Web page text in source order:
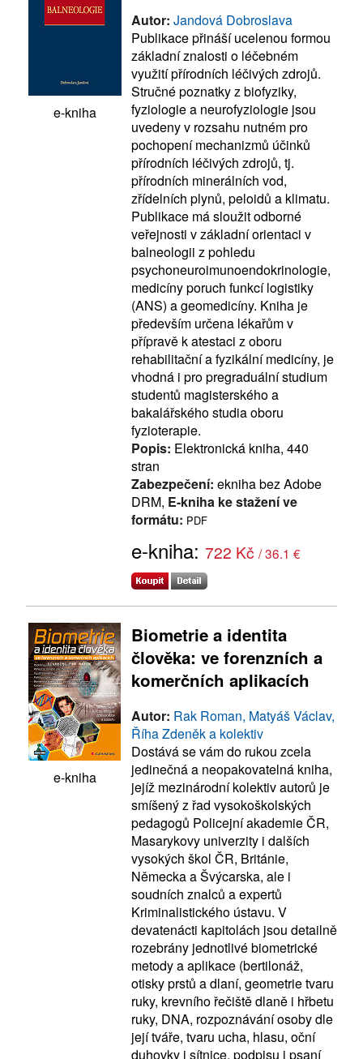
e-kniha
Autor: Jandová Dobroslava
Publikace přináší ucelenou formou
základní znalosti o léčebném
využití přírodních léčivých zdrojů.
Stručné poznatky z biofyziky,
fyziologie a neurofyziologie jsou
uvedeny v rozsahu nutném pro
pochopení mechanizmů účinků
přírodních léčivých zdrojů, tj.
přírodních minerálních vod,
zřídelních plynů, peloidů a klimatu.
Publikace má sloužit odborné
veřejnosti v základní orientaci v
balneologii z pohledu
psychoneuroimunoendokrinologie,
medicíny poruch funkcí logistiky
(ANS) a geomedicíny. Kniha je
především určena lékařům v
přípravě k atestaci z oboru
rehabilitační a fyzikální medicíny, je
vhodná i pro pregraduální studium
studentů magisterského a
bakalářského studia oboru
fyzioterapie.
Popis: Elektronická kniha, 440
stran
Zabezpečení: ekniha bez Adobe
DRM, E-kniha ke stažení ve
formátu: PDF
e-kniha: 722 Kč / 36.1 €
e-kniha
Biometrie a identita
člověka: ve forenzních a
komerčních aplikacích
Autor: Rak Roman, Matyáš Václav,
Říha Zdeněk a kolektiv
Dostává se vám do rukou zcela
jedinečná a neopakovatelná kniha,
jejíž mezinárodní kolektiv autorů je
smíšený z řad vysokoškolských
pedagogů Policejní akademie ČR,
Masarykovy univerzity i dalších
vysokých škol ČR, Británie,
Německa a Švýcarska, ale i
soudních znalců a expertů
Kriminalistického ústavu. V
devatenácti kapitolách jsou detailně
rozebrány jednotlivé biometrické
metody a aplikace (bertilonáž,
otisky prstů a dlaní, geometrie tvaru
ruky, krevního řečiště dlaně i hřbetu
ruky, DNA, rozpoznávání osoby dle
její tváře, tvaru ucha, hlasu, oční
duhovky i sítnice, podpisu i psaní